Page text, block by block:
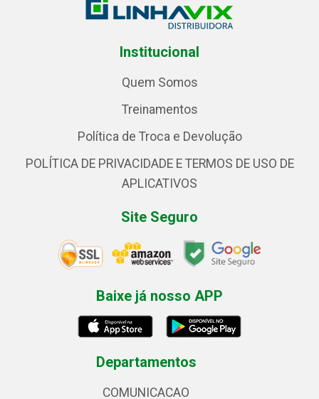
Institucional
Quem Somos
Treinamentos
Política de Troca e Devolução
POLÍTICA DE PRIVACIDADE E TERMOS DE USO DE
APLICATIVOS
Site Seguro
Baixe já nosso APP
Departamentos
COMUNICACAO